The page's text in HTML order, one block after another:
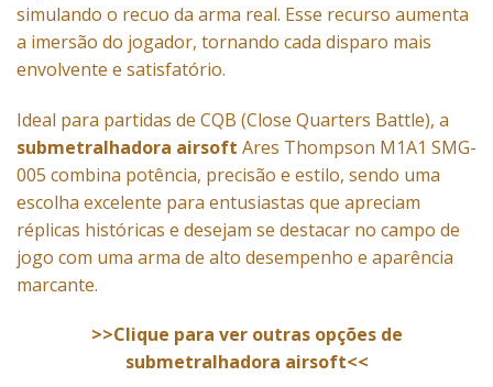
simulando o recuo da arma real. Esse recurso aumenta
a imersão do jogador, tornando cada disparo mais
envolvente e satisfatório.
Ideal para partidas de CQB (Close Quarters Battle), a
submetralhadora airsoft Ares Thompson M1A1 SMG-
005 combina potência, precisão e estilo, sendo uma
escolha excelente para entusiastas que apreciam
réplicas históricas e desejam se destacar no campo de
jogo com uma arma de alto desempenho e aparência
marcante.
>>Clique para ver outras opções de
submetralhadora airsoft<<